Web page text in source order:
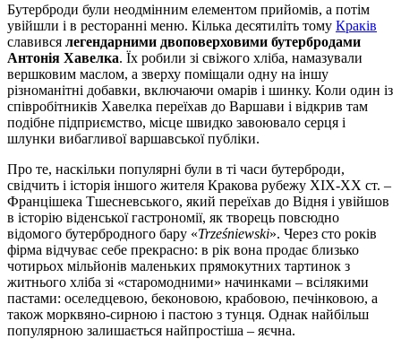
Бутерброди були неодмінним елементом прийомів, а потім
увійшли і в ресторанні меню. Кілька десятиліть тому Краків
славився легендарними двоповерховими бутербродами
Антонія Хавелка. Їх робили зі свіжого хліба, намазували
вершковим маслом, а зверху поміщали одну на іншу
різноманітні добавки, включаючи омарів і шинку. Коли один із
співробітників Хавелка переїхав до Варшави і відкрив там
подібне підприємство, місце швидко завоювало серця і
шлунки вибагливої варшавської публіки.
Про те, наскільки популярні були в ті часи бутерброди,
свідчить і історія іншого жителя Кракова рубежу XIX-XX ст. –
Францішека Тшесневського, який переїхав до Відня і увійшов
в історію віденської гастрономії, як творець повсюдно
відомого бутербродного бару «Trześniewski». Через сто років
фірма відчуває себе прекрасно: в рік вона продає близько
чотирьох мільйонів маленьких прямокутних тартинок з
житнього хліба зі «старомодними» начинками – всілякими
пастами: оселедцевою, беконовою, крабовою, печінковою, а
також морквяно-сирною і пастою з тунця. Однак найбільш
популярною залишається найпростіша – яєчна.